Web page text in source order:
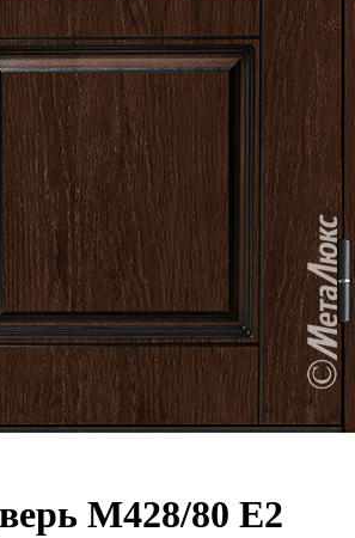
М428/80 Е2